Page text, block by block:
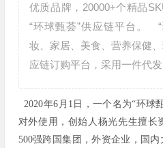
优质品牌，20000+个精品
“环球甄荟”供应链平台。
妆、家居、美食、营养保健
应链订购平台，采用一件代
2020年6月1日，一个名为“环球
对外使用，创始人杨光先生擅长
500强跨国集团，外资企业，国